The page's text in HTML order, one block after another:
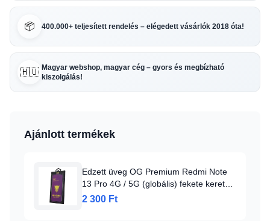
📦 400.000+ teljesített rendelés – elégedett vásárlók 2018 óta!
🇭🇺 Magyar webshop, magyar cég – gyors és megbízható
kiszolgálás!
Ajánlott termékek
Edzett üveg OG Premium Redmi Note
13 Pro 4G / 5G (globális) fekete keret
üvegfólia
2 300 Ft